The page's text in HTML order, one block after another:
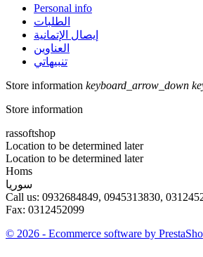
Personal info
الطلبات
إيصال الإتمانية
العناوين
تنبيهاتي
Store information keyboard_arrow_down
Store information
rassoftshop
Location to be determined later
Location to be determined later
Homs
سوريا
Call us: 0932684849, 0945313830,
Fax: 0312452099
© 2026 - Ecommerce software by